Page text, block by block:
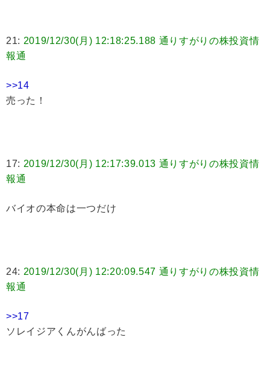
21: 2019/12/30(月) 12:18:25.188 通りすがりの株投資情
報通
>>14
売った！
17: 2019/12/30(月) 12:17:39.013 通りすがりの株投資情
報通
バイオの本命は一つだけ
24: 2019/12/30(月) 12:20:09.547 通りすがりの株投資情
報通
>>17
ソレイジアくんがんばった